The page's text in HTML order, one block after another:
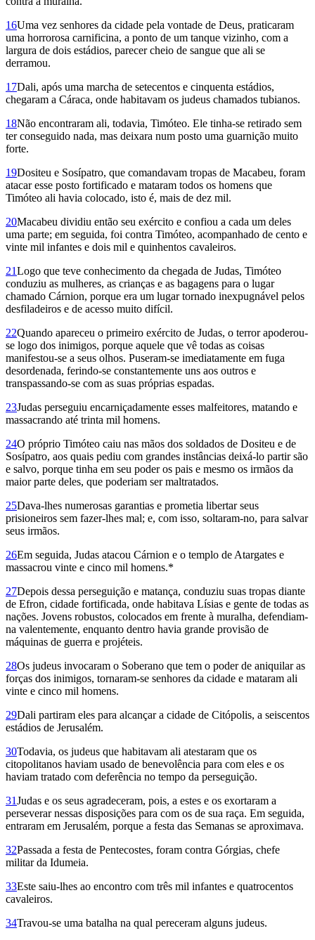
16Uma vez senhores da cidade pela vontade de Deus, praticaram
uma horrorosa carnificina, a ponto de um tanque vizinho, com a
largura de dois estádios, parecer cheio de sangue que ali se
derramou.
17Dali, após uma marcha de setecentos e cinquenta estádios,
chegaram a Cáraca, onde habitavam os judeus chamados tubianos.
18Não encontraram ali, todavia, Timóteo. Ele tinha-se retirado sem
ter conseguido nada, mas deixara num posto uma guarnição muito
forte.
19Dositeu e Sosípatro, que comandavam tropas de Macabeu, foram
atacar esse posto fortificado e mataram todos os homens que
Timóteo ali havia colocado, isto é, mais de dez mil.
20Macabeu dividiu então seu exército e confiou a cada um deles
uma parte; em seguida, foi contra Timóteo, acompanhado de cento e
vinte mil infantes e dois mil e quinhentos cavaleiros.
21Logo que teve conhecimento da chegada de Judas, Timóteo
conduziu as mulheres, as crianças e as bagagens para o lugar
chamado Cárnion, porque era um lugar tornado inexpugnável pelos
desfiladeiros e de acesso muito difícil.
22Quando apareceu o primeiro exército de Judas, o terror apoderou-
se logo dos inimigos, porque aquele que vê todas as coisas
manifestou-se a seus olhos. Puseram-se imediatamente em fuga
desordenada, ferindo-se constantemente uns aos outros e
transpassando-se com as suas próprias espadas.
23Judas perseguiu encarniçadamente esses malfeitores, matando e
massacrando até trinta mil homens.
24O próprio Timóteo caiu nas mãos dos soldados de Dositeu e de
Sosípatro, aos quais pediu com grandes instâncias deixá-lo partir são
e salvo, porque tinha em seu poder os pais e mesmo os irmãos da
maior parte deles, que poderiam ser maltratados.
25Dava-lhes numerosas garantias e prometia libertar seus
prisioneiros sem fazer-lhes mal; e, com isso, soltaram-no, para salvar
seus irmãos.
26Em seguida, Judas atacou Cárnion e o templo de Atargates e
massacrou vinte e cinco mil homens.*
27Depois dessa perseguição e matança, conduziu suas tropas diante
de Efron, cidade fortificada, onde habitava Lísias e gente de todas as
nações. Jovens robustos, colocados em frente à muralha, defendiam-
na valentemente, enquanto dentro havia grande provisão de
máquinas de guerra e projéteis.
28Os judeus invocaram o Soberano que tem o poder de aniquilar as
forças dos inimigos, tornaram-se senhores da cidade e mataram ali
vinte e cinco mil homens.
29Dali partiram eles para alcançar a cidade de Citópolis, a seiscentos
estádios de Jerusalém.
30Todavia, os judeus que habitavam ali atestaram que os
citopolitanos haviam usado de benevolência para com eles e os
haviam tratado com deferência no tempo da perseguição.
31Judas e os seus agradeceram, pois, a estes e os exortaram a
perseverar nessas disposições para com os de sua raça. Em seguida,
entraram em Jerusalém, porque a festa das Semanas se aproximava.
32Passada a festa de Pentecostes, foram contra Górgias, chefe
militar da Idumeia.
33Este saiu-lhes ao encontro com três mil infantes e quatrocentos
cavaleiros.
34Travou-se uma batalha na qual pereceram alguns judeus.